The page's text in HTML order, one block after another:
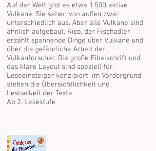
Auf der Welt gibt es etwa 1.500 aktive
Vulkane. Sie sehen von außen zwar
unterschiedlich aus. Aber alle Vulkane sind
ähnlich aufgebaut. Rico, der Fischadler,
erzählt spannende Dinge über Vulkane und
über die gefährliche Arbeit der
Vulkanforscher. Die große Fibelschrift und
das klare Layout sind speziell für
Leseeinsteiger konzipiert, im Vordergrund
stehen die Übersichtlichkeit und
Lesbarkeit der Texte
Ab 2. Lesestufe